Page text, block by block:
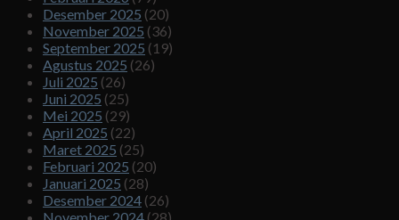
Desember 2025 (20)
November 2025 (36)
September 2025 (19)
Agustus 2025 (26)
Juli 2025 (26)
Juni 2025 (25)
Mei 2025 (29)
April 2025 (22)
Maret 2025 (25)
Februari 2025 (20)
Januari 2025 (28)
Desember 2024 (26)